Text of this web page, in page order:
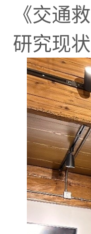
《交通
研究现